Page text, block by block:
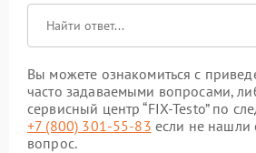
Вы можете ознакомиться с
часто задаваемыми вопросами,
сервисный центр “FIX-Testo” по
+7 (800) 301-55-83 если не нашли
вопрос.